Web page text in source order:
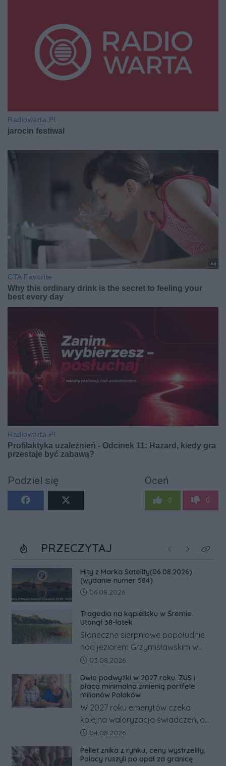
Podziel się Oceń
0 0
PRZECZYTAJ Poprzednie
NastępneKliknij
Hity z Marka Satelity(06.08.2026)
(wydanie numer 584)
Data dodania artykułu:
06.08.2026
Tragedia na kąpielisku w Śremie.
Utonął 38-latek
Słoneczne sierpniowe popołudnie
nad jeziorem Grzymisławskim w
powiecie śremskim zakończyło się
odwrócić nawet natychmiastowe
działania służb ratunkowych.
Data dodania artykułu:
03.08.2026
Dwie podwyżki w 2027 roku. ZUS i
płaca minimalna zmienią portfele
milionów Polaków
W 2027 roku emerytów czeka
kolejna waloryzacja świadczeń, a
pracowników podwyżka płacy
tym zmianom zyskają.
Data dodania artykułu:
04.08.2026
Pellet znika z rynku, ceny wystrzeliły.
Polacy ruszyli po opał za granicę